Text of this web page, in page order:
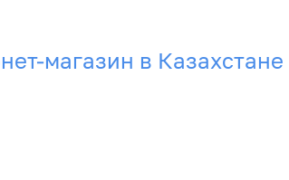
магазин в Казахстане